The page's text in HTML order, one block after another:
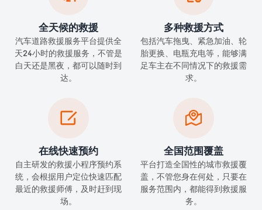
全天候的救援
汽车道路救援服务平台提供全
天24小时的救援服务，不管是
白天还是黑夜，都可以随时到
达。
多种救援方式
包括汽车拖曳、紧急加油、轮
胎更换、电瓶充电等，能够满
足车主在不同情况下的救援需
求。

在线快速预约
自主研发的救援小程序预约系
统，会根据用户定位快速匹配
最近的救援师傅，及时赶到现
场。

全国范围覆盖
平台打造全国性的城市救援覆
盖，不管您身在何处，只要在
服务范围内，都能得到救援服
务。